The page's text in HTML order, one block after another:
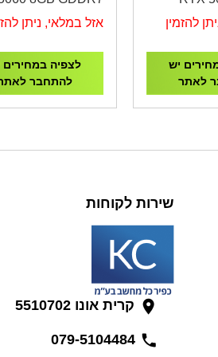
להזמין
יש
לאתר
8GD
אזל במלאי, ניתן
לצפיה במחירים
להתחבר
שירות לקוחות
קרית אונו 5510702